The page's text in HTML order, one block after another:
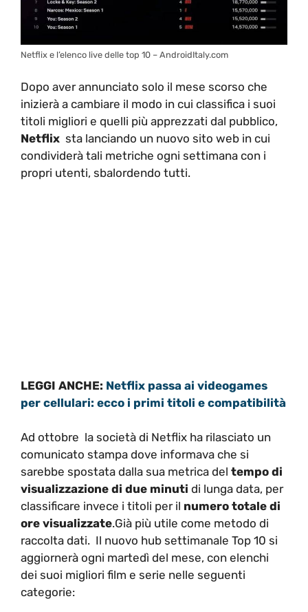
Netflix e l’elenco live delle top 10 – AndroidItaly.com
Dopo aver annunciato solo il mese scorso che
inizierà a cambiare il modo in cui classifica i suoi
titoli migliori e quelli più apprezzati dal pubblico,
Netflix sta lanciando un nuovo sito web in cui
condividerà tali metriche ogni settimana con i
propri utenti, sbalordendo tutti.
LEGGI ANCHE: Netflix passa ai videogames
per cellulari: ecco i primi titoli e compatibilità
Ad ottobre la società di Netflix ha rilasciato un
comunicato stampa dove informava che si
sarebbe spostata dalla sua metrica del tempo di
visualizzazione di due minuti di lunga data, per
classificare invece i titoli per il numero totale di
ore visualizzate.Già più utile come metodo di
raccolta dati. Il nuovo hub settimanale Top 10 si
aggiornerà ogni martedì del mese, con elenchi
dei suoi migliori film e serie nelle seguenti
categorie: